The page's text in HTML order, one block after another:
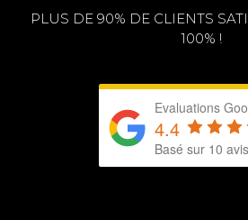
PLUS DE 90% DE CLIENTS
100% !
Evaluations
4.4
Basé sur 10 avis